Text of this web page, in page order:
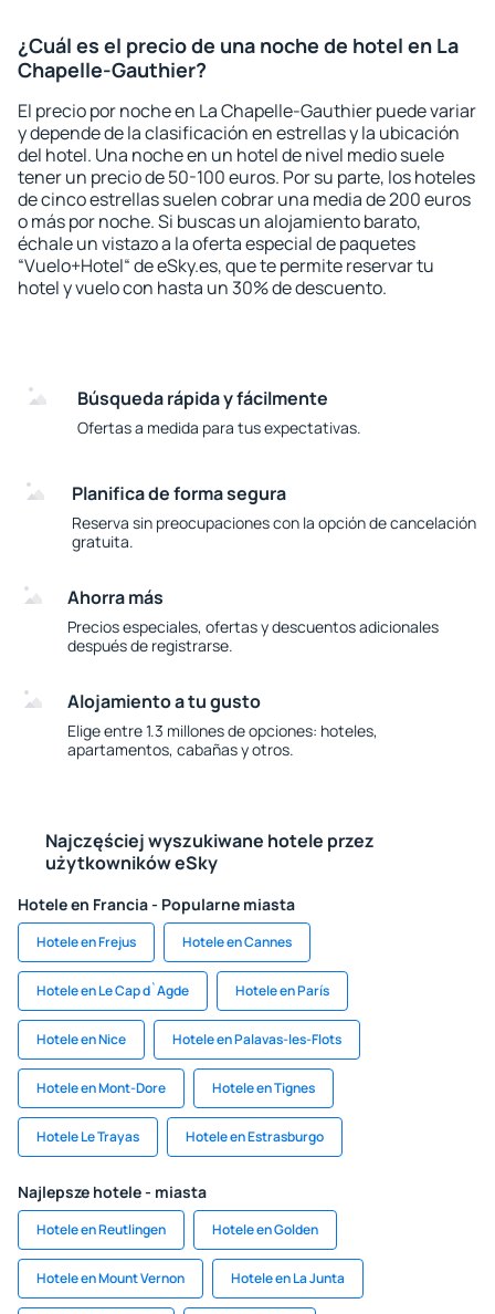
¿Cuál es el precio de una noche de hotel en La
Chapelle-Gauthier?
El precio por noche en La Chapelle-Gauthier puede variar
y depende de la clasificación en estrellas y la ubicación
del hotel. Una noche en un hotel de nivel medio suele
tener un precio de 50-100 euros. Por su parte, los hoteles
de cinco estrellas suelen cobrar una media de 200 euros
o más por noche. Si buscas un alojamiento barato,
échale un vistazo a la oferta especial de paquetes
“Vuelo+Hotel“ de eSky.es, que te permite reservar tu
hotel y vuelo con hasta un 30% de descuento.
Búsqueda rápida y fácilmente
Ofertas a medida para tus expectativas.
Planifica de forma segura
Reserva sin preocupaciones con la opción de cancelación
gratuita.
Ahorra más
Precios especiales, ofertas y descuentos adicionales
después de registrarse.
Alojamiento a tu gusto
Elige entre 1.3 millones de opciones: hoteles,
apartamentos, cabañas y otros.
Najczęściej wyszukiwane hotele przez
użytkowników eSky
Hotele en Francia - Popularne miasta
Hotele en Frejus Hotele en Cannes
Hotele en Le Cap d`Agde Hotele en París
Hotele en Nice Hotele en Palavas-les-Flots
Hotele en Mont-Dore Hotele en Tignes
Hotele Le Trayas Hotele en Estrasburgo
Najlepsze hotele - miasta
Hotele en Reutlingen Hotele en Golden
Hotele en Mount Vernon Hotele en La Junta